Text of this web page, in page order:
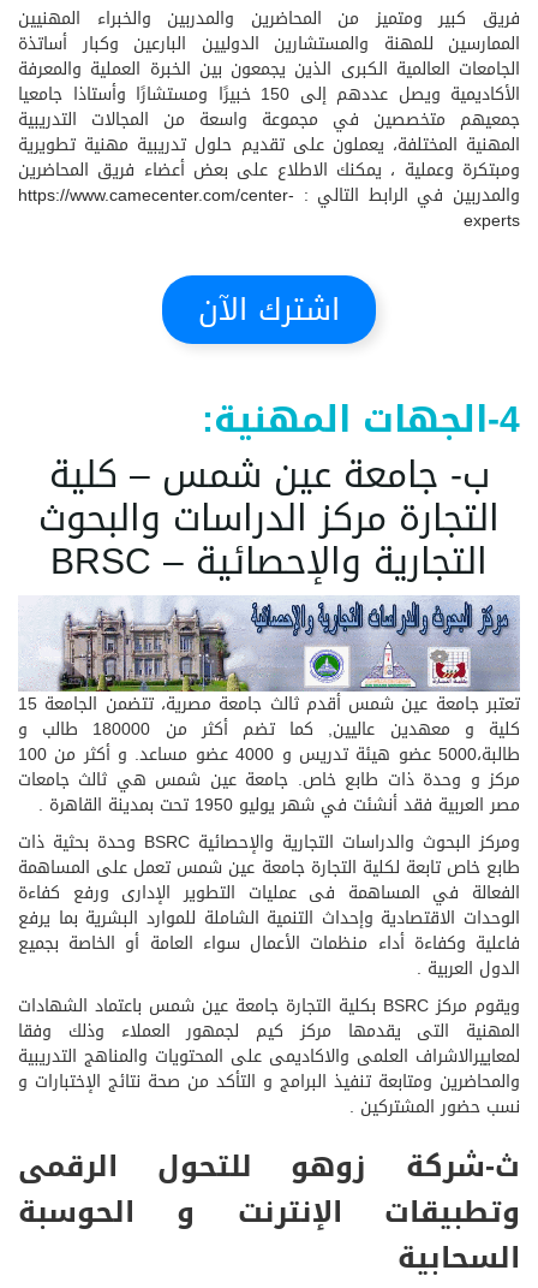
فريق كبير ومتميز من المحاضرين والمدربين والخبراء المهنيين
الممارسين للمهنة والمستشارين الدوليين البارعين وكبار أساتذة
الجامعات العالمية الكبرى الذين يجمعون بين الخبرة العملية والمعرفة
الأكاديمية ويصل عددهم إلى 150 خبيرًا ومستشارًا وأستاذا جامعيا
جمعيهم متخصصين في مجموعة واسعة من المجالات التدريبية
المهنية المختلفة، يعملون على تقديم حلول تدريبية مهنية تطويرية
ومبتكرة وعملية ، يمكنك الاطلاع على بعض أعضاء فريق المحاضرين
والمدربين في الرابط التالي : https://www.camecenter.com/center-
experts
اشترك الآن
4-الجهات المهنية:
ب- جامعة عين شمس – كلية
التجارة مركز الدراسات والبحوث
التجارية والإحصائية – BRSC
تعتبر جامعة عين شمس أقدم ثالث جامعة مصرية، تتضمن الجامعة 15
كلية و معهدين عاليين, كما تضم أكثر من 180000 طالب و
طالبة،5000 عضو هيئة تدريس و 4000 عضو مساعد. و أكثر من 100
مركز و وحدة ذات طابع خاص. جامعة عين شمس هي ثالث جامعات
مصر العربية فقد أنشئت في شهر يوليو 1950 تحت بمدينة القاهرة .
ومركز البحوث والدراسات التجارية والإحصائية BSRC وحدة بحثية ذات
طابع خاص تابعة لكلية التجارة جامعة عين شمس تعمل على المساهمة
الفعالة في المساهمة فى عمليات التطوير الإدارى ورفع كفاءة
الوحدات الاقتصادية وإحداث التنمية الشاملة للموارد البشرية بما يرفع
فاعلية وكفاءة أداء منظمات الأعمال سواء العامة أو الخاصة بجميع
الدول العربية .
ويقوم مركز BSRC بكلية التجارة جامعة عين شمس باعتماد الشهادات
المهنية التى يقدمها مركز كيم لجمهور العملاء وذلك وفقا
لمعاييرالاشراف العلمى والاكاديمى على المحتويات والمناهج التدريبية
والمحاضرين ومتابعة تنفيذ البرامج و التأكد من صحة نتائج الإختبارات و
نسب حضور المشتركين .
ث-شركة زوهو للتحول الرقمى
وتطبيقات الإنترنت و الحوسبة
السحابية